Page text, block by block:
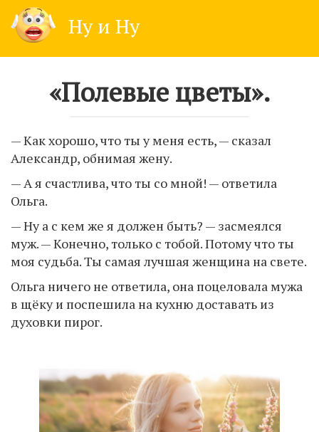
content
Ну и Ну
«Полевые цветы».
— Как хорошо, что ты у меня есть, — сказал
Александр, обнимая жену.
— А я счастлива, что ты со мной! — ответила
Ольга.
— Ну а с кем же я должен быть? — засмеялся
муж. — Конечно, только с тобой. Потому что ты
моя судьба. Ты самая лучшая женщина на свете.
Ольга ничего не ответила, она поцеловала мужа
в щёку и поспешила на кухню доставать из
духовки пирог.